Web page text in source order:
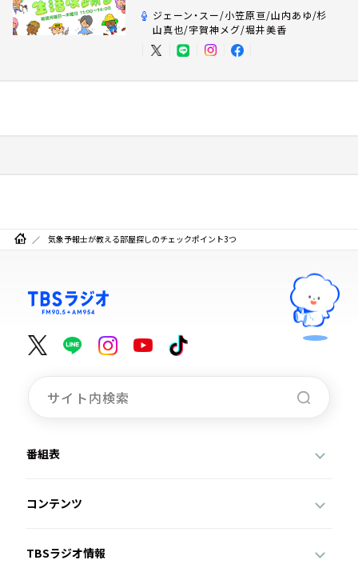
ジェーン・スー/小笠原亘/山内あゆ/杉
山真也/宇賀神メグ/堀井美香
気象予報士が教える部屋探しのチェックポイント3つ
番組表
コンテンツ
TBSラジオ情報